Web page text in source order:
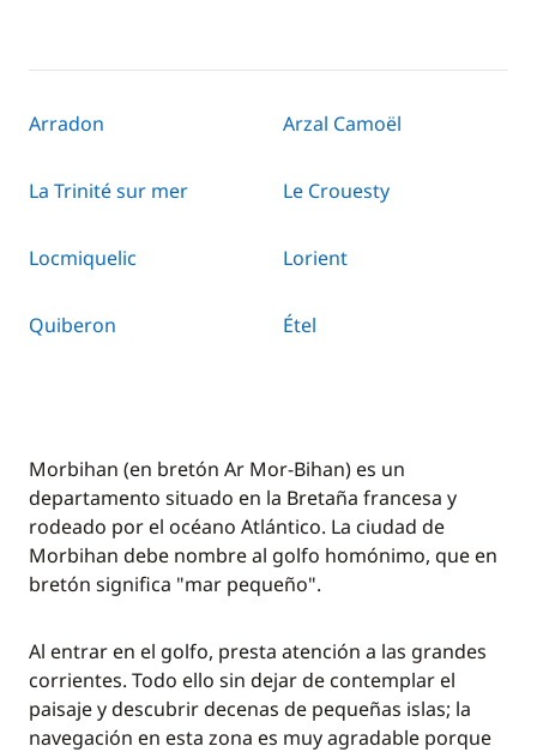
Arradon Arzal Camoël
La Trinité sur mer Le Crouesty
Locmiquelic Lorient
Quiberon Étel
Morbihan (en bretón Ar Mor-Bihan) es un
departamento situado en la Bretaña francesa y
rodeado por el océano Atlántico. La ciudad de
Morbihan debe nombre al golfo homónimo, que en
bretón significa "mar pequeño".
Al entrar en el golfo, presta atención a las grandes
corrientes. Todo ello sin dejar de contemplar el
paisaje y descubrir decenas de pequeñas islas; la
navegación en esta zona es muy agradable porque